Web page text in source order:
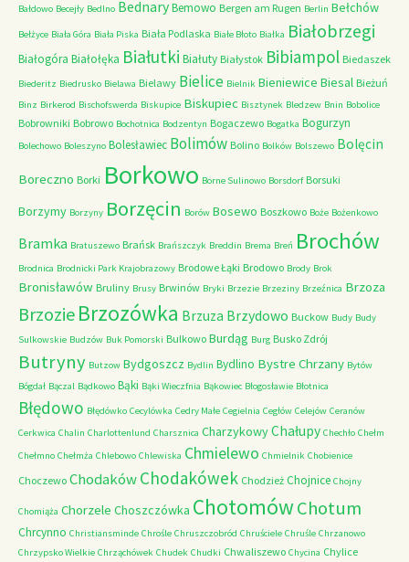
Bałdowo Becejły Bedlno BednaryBemowo Bergen am Rugen Berlin Bełchów
Bełżyce Biała Góra Biała Piska Biała Podlaska Białe Błoto Białka Białobrzegi
Białogóra Białołęka Białutki Białuty Białystok Bibiampol Biedaszek
Biederitz Biedrusko Bielawa Bielawy Bielice Bielnik Bieniewice Biesal Bieżuń
Binz Birkerod Bischofswerda Biskupice Biskupiec Bisztynek Bledzew Bnin Bobolice
Bobrowniki Bobrowo Bochotnica Bodzentyn Bogaczewo Bogatka Bogurzyn
Bolechowo Boleszyno Bolesławiec Bolimów Bolino Bolków Bolszewo Bolęcin
Boreczno Borki Borkowo Borne Sulinowo Borsdorf Borsuki
Borzymy Borzyny Borzęcin Borów Bosewo Boszkowo Boże Bożenkowo
Bramka Bratuszewo Brańsk Brańszczyk Breddin Brema Breń Brochów
Brodnica Brodnicki Park Krajobrazowy Brodowe Łąki Brodowo Brody Brok
Bronisławów Bruliny Brusy Brwinów Bryki Brzezie Brzeziny Brzeźnica Brzoza
Brzozie Brzozówka Brzuza Brzydowo Buckow Budy Budy
Sulkowskie Budzów Buk Pomorski Bulkowo Burdąg Burg Busko Zdrój
Butryny Butzow Bydgoszcz Bydlin Bydlino Bystre Chrzany Bytów
Bógdał Bączal Bądkowo Bąki Bąki Wieczfnia Bąkowiec Błogosławie Błotnica
Błędowo Błędówko Cecylówka Cedry Małe Cegielnia Cegłów Celejów Ceranów
Cerkwica Chalin Charlottenlund Charsznica CharzykowyChałupy Chechło Chełm
Chełmno Chełmża Chlebowo Chlewiska Chmielewo Chmielnik Chobienice
Choczewo ChodakówChodakówek Chodzież Chojnice Chojny
Chomiąża Chorzele Choszczówka ChotomówChotum
Chrcynno Christiansminde Chrośle Chruszczobród Chruściele Chruśle Chrzanowo
Chrzypsko Wielkie Chrząchówek Chudek Chudki Chwaliszewo Chycina Chylice